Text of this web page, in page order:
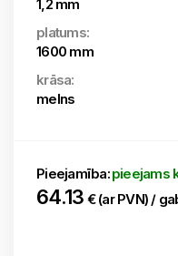
1,2 mm
platums:
1600 mm
krāsa:
melns
Pieejamība:pieejams
64.13 € (ar PVN) /